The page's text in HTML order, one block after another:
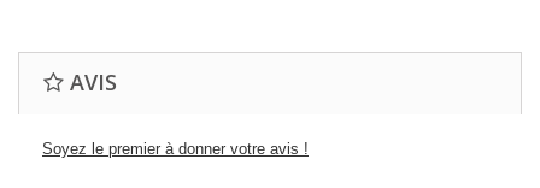
AVIS
Soyez le premier à donner votre avis !